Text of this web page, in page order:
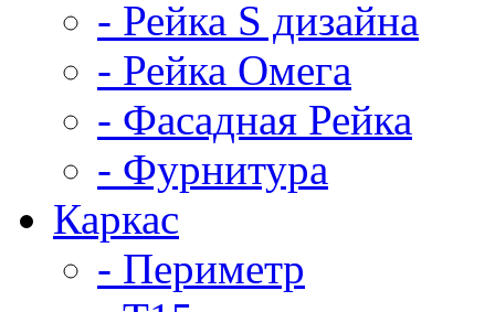
- Рейка S дизайна
- Рейка Омега
- Фасадная Рейка
- Фурнитура
Каркас
- Периметр